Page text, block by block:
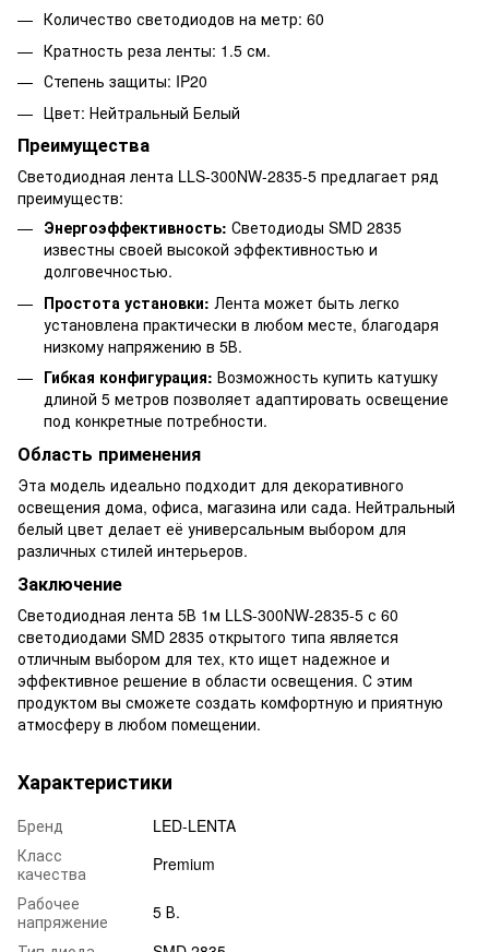
Количество светодиодов на метр: 60
Кратность реза ленты: 1.5 см.
Степень защиты: IP20
Цвет: Нейтральный Белый
Преимущества
Светодиодная лента LLS-300NW-2835-5 предлагает ряд
преимуществ:
Энергоэффективность: Светодиоды SMD 2835
известны своей высокой эффективностью и
долговечностью.
Простота установки: Лента может быть легко
установлена практически в любом месте, благодаря
низкому напряжению в 5В.
Гибкая конфигурация: Возможность купить катушку
длиной 5 метров позволяет адаптировать освещение
под конкретные потребности.
Область применения
Эта модель идеально подходит для декоративного
освещения дома, офиса, магазина или сада. Нейтральный
белый цвет делает её универсальным выбором для
различных стилей интерьеров.
Заключение
Светодиодная лента 5В 1м LLS-300NW-2835-5 с 60
светодиодами SMD 2835 открытого типа является
отличным выбором для тех, кто ищет надежное и
эффективное решение в области освещения. С этим
продуктом вы сможете создать комфортную и приятную
атмосферу в любом помещении.
Характеристики
Бренд
LED-LENTA
Класс
качества
Premium
Рабочее
напряжение
5 В.